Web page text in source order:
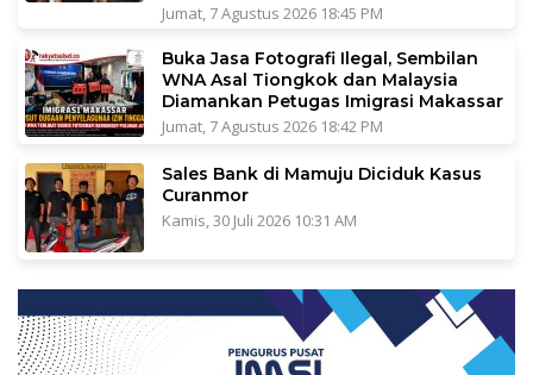
Jumat, 7 Agustus 2026 18:45 PM
Buka Jasa Fotografi Ilegal, Sembilan
WNA Asal Tiongkok dan Malaysia
Diamankan Petugas Imigrasi Makassar
Jumat, 7 Agustus 2026 18:42 PM
Sales Bank di Mamuju Diciduk Kasus
Curanmor
Kamis, 30 Juli 2026 10:31 AM